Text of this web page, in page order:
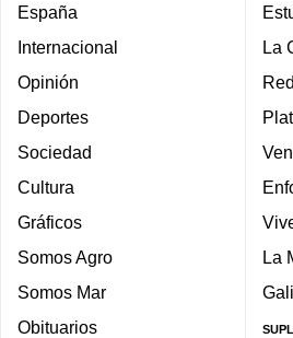
España
Internacional
Opinión
Deportes
Sociedad
Cultura
Gráficos
Somos Agro
Somos Mar
Obituarios
La
Red
La